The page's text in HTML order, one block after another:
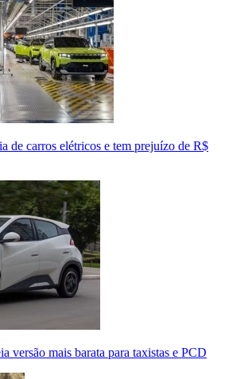
de carros elétricos e tem prejuízo de R$
mais barata para taxistas e PCD